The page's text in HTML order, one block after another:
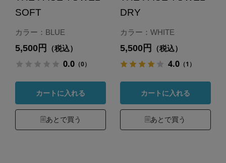
SOFT
カラー：BLUE
5,500円 （税込）
0.0（0）
カートに入れる
あとで買う
DRY
カラー：WHITE
5,500円 （税込）
4.0（1）
カートに入れる
あとで買う